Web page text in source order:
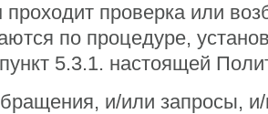
проходит проверка или
по процедуре,
5.3.1. настоящей
и/или запросы,